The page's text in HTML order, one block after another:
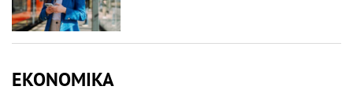
EKONOMIKA